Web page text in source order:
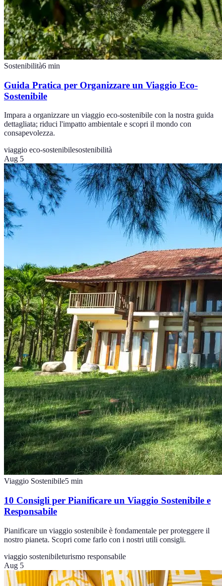
Sostenibilità6 min
Guida Pratica per Organizzare un Viaggio Eco-
Sostenibile
Impara a organizzare un viaggio eco-sostenibile con la nostra guida
dettagliata; riduci l'impatto ambientale e scopri il mondo con
consapevolezza.
viaggio eco-sostenibilesostenibilità
Aug 5
Viaggio Sostenibile5 min
10 Consigli per Pianificare un Viaggio Sostenibile e
Responsabile
Pianificare un viaggio sostenibile è fondamentale per proteggere il
nostro pianeta. Scopri come farlo con i nostri utili consigli.
viaggio sostenibileturismo responsabile
Aug 5